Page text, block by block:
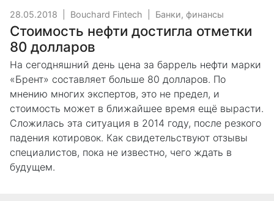
28.05.2018 Bouchard Fintech Банки, финансы
Стоимость нефти достигла отметки
80 долларов
На сегодняшний день цена за баррель нефти марки
«Брент» составляет больше 80 долларов. По
мнению многих экспертов, это не предел, и
стоимость может в ближайшее время ещё вырасти.
Сложилась эта ситуация в 2014 году, после резкого
падения котировок. Как свидетельствуют отзывы
специалистов, пока не известно, чего ждать в
будущем.